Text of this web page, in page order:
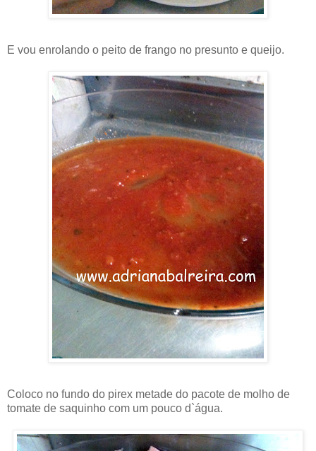
E vou enrolando o peito de frango no presunto e queijo.
Coloco no fundo do pirex metade do pacote de molho de
tomate de saquinho com um pouco d`água.